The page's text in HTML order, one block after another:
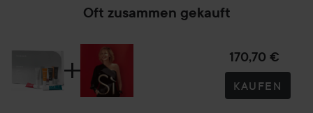
Kupferpeptiden
*Neuer Name, gleiche Formel.
Oft zusammen gekauft
170,70 €
KAUFEN